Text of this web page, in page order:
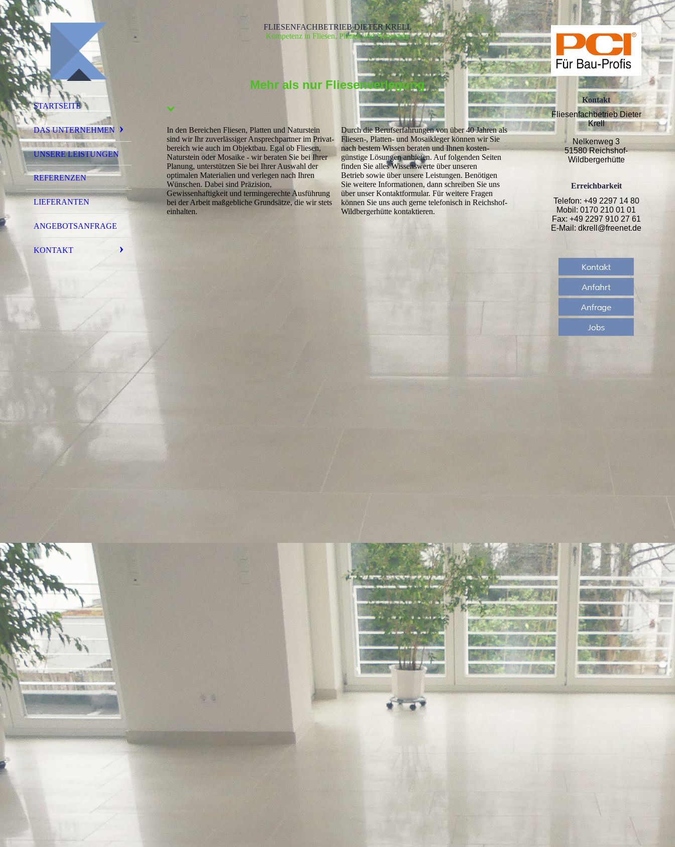
STARTSEITE
DAS UNTERNEHMEN
UNSERE LEISTUNGEN
REFERENZEN
LIEFERANTEN
ANGEBOTSANFRAGE
KONTAKT
FLIESENFACHBETRIEB DIETER KRELL
Kompetenz in Fliesen, Platten und Naturstein
Mehr als nur Fliesenverlegung
In den Bereichen Fliesen, Platten und Naturstein
sind wir Ihr zuverlässiger Ansprechpartner im Privat­
bereich wie auch im Objektbau. Egal ob Fliesen,
Natur­stein oder Mosaike - wir beraten Sie bei Ihrer
Planung, unterstützen Sie bei Ihrer Auswahl der
optimalen Materialien und verlegen nach Ihren
Wünschen. Dabei sind Präzision,
Gewissenhaftigkeit und termingerechte Ausführung
bei der Arbeit maß­gebliche Grundsätze, die wir stets
einhalten.
Durch die Berufserfahrungen von über 40 Jahren als
Fliesen-, Platten- und Mosaik­leger können wir Sie
nach bestem Wissen beraten und Ihnen kosten­­
günstige Lösungen anbieten. Auf folgenden Seiten
finden Sie alles Wissens­­werte überunseren
Betrieb sowie überunsere Leistungen. Benötigen
Sie weitere Infor­mationen, dann schreiben Sie uns
über unserKontaktformular. Für weitere Fragen
können Sie uns auch gerne telefonisch in Reichshof-
Wildbergerhütte kontaktieren.
Kontakt
Fliesenfachbetrieb Dieter
Krell
Nelkenweg 3
51580 Reichshof-
Wildbergerhütte
Erreichbarkeit
Telefon: +49 2297 14 80
Mobil: 0170 210 01 01
Fax: +49 2297 910 27 61
E-Mail: dkrell@freenet.de